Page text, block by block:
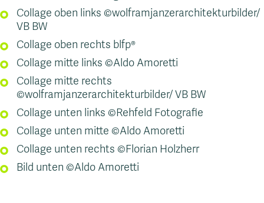
Collage oben links ©wolframjanzerarchitekturbilder/
VB BW
Collage oben rechts blfp®
Collage mitte links ©Aldo Amoretti
Collage mitte rechts
©wolframjanzerarchitekturbilder/ VB BW
Collage unten links ©Rehfeld Fotografie
Collage unten mitte ©Aldo Amoretti
Collage unten rechts ©Florian Holzherr
Bild unten ©Aldo Amoretti